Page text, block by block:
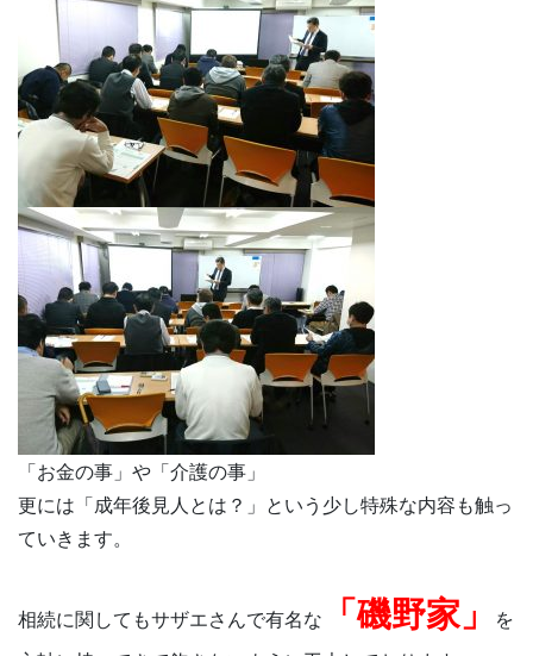
「お金の事」や「介護の事」
更には「成年後見人とは？」という少し特殊な内容も触っ
ていきます。
相続に関してもサザエさんで有名な 「磯野家」
を